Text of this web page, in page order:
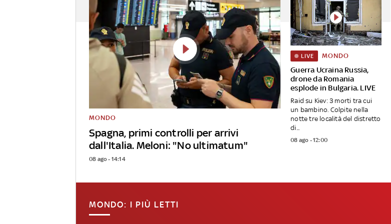
Spagna, primi controlli per arrivi
dall'Italia. Meloni: "No ultimatum"
MONDO
08 ago - 14:14
Guerra Ucraina Russia,
drone da Romania
esplode in Bulgaria. LIVE
LIVE MONDO
Raid su Kiev: 3 morti tra cui
un bambino. Colpite nella
notte tre località del distretto
di...
08 ago - 12:00
MONDO: I PIÙ LETTI